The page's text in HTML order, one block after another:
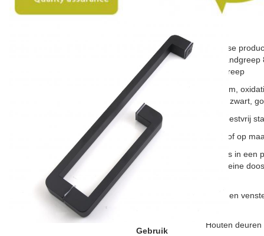
Productnaam
Chinese
deurgreep
Afmaken.
Chroom,
satijn, zwart,
materiaal
van roestvrij
Kleur
zilver of op
1 stuks in een
een kleine
Door- en
Gebruik
Houten